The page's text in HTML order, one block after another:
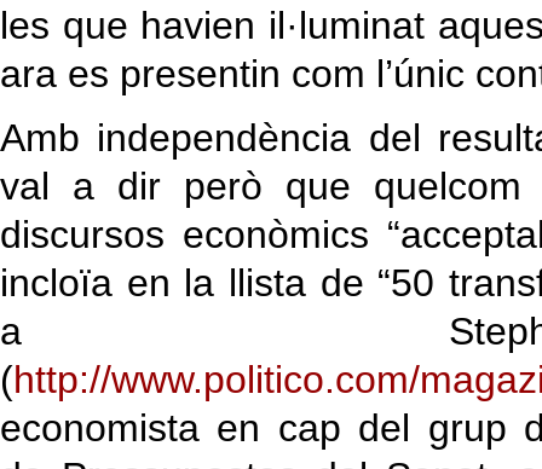
les que havien il·luminat
ara es presentin com l’únic
Amb independència del
val a dir però que quelcom
discursos econòmics
incloïa en la llista de “50
a
(http://www.politico.com/
economista en cap del grup